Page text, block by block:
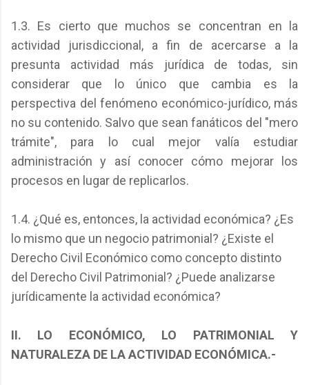
1.3. Es cierto que muchos se concentran en la
actividad jurisdiccional, a fin de acercarse a la
presunta actividad más jurídica de todas, sin
considerar que lo único que cambia es la
perspectiva del fenómeno económico-jurídico, más
no su contenido. Salvo que sean fanáticos del "mero
trámite", para lo cual mejor valía estudiar
administración y así conocer cómo mejorar los
procesos en lugar de replicarlos.
1.4. ¿Qué es, entonces, la actividad económica? ¿Es
lo mismo que un negocio patrimonial? ¿Existe el
Derecho Civil Económico como concepto distinto
del Derecho Civil Patrimonial? ¿Puede analizarse
jurídicamente la actividad económica?
II. LO ECONÓMICO, LO PATRIMONIAL Y
NATURALEZA DE LA ACTIVIDAD ECONÓMICA.-